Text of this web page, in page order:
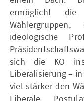
ermöglicht die
ideologische
sich die KO
Liberalisierung –
viel stärker den
Liberale